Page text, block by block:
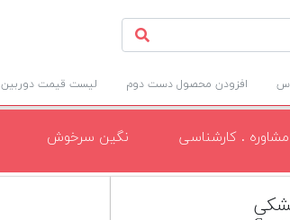
افزودن محصول دست دوم لیست قیمت دوربین
مشاوره . کارشناسی نگین سرخوش